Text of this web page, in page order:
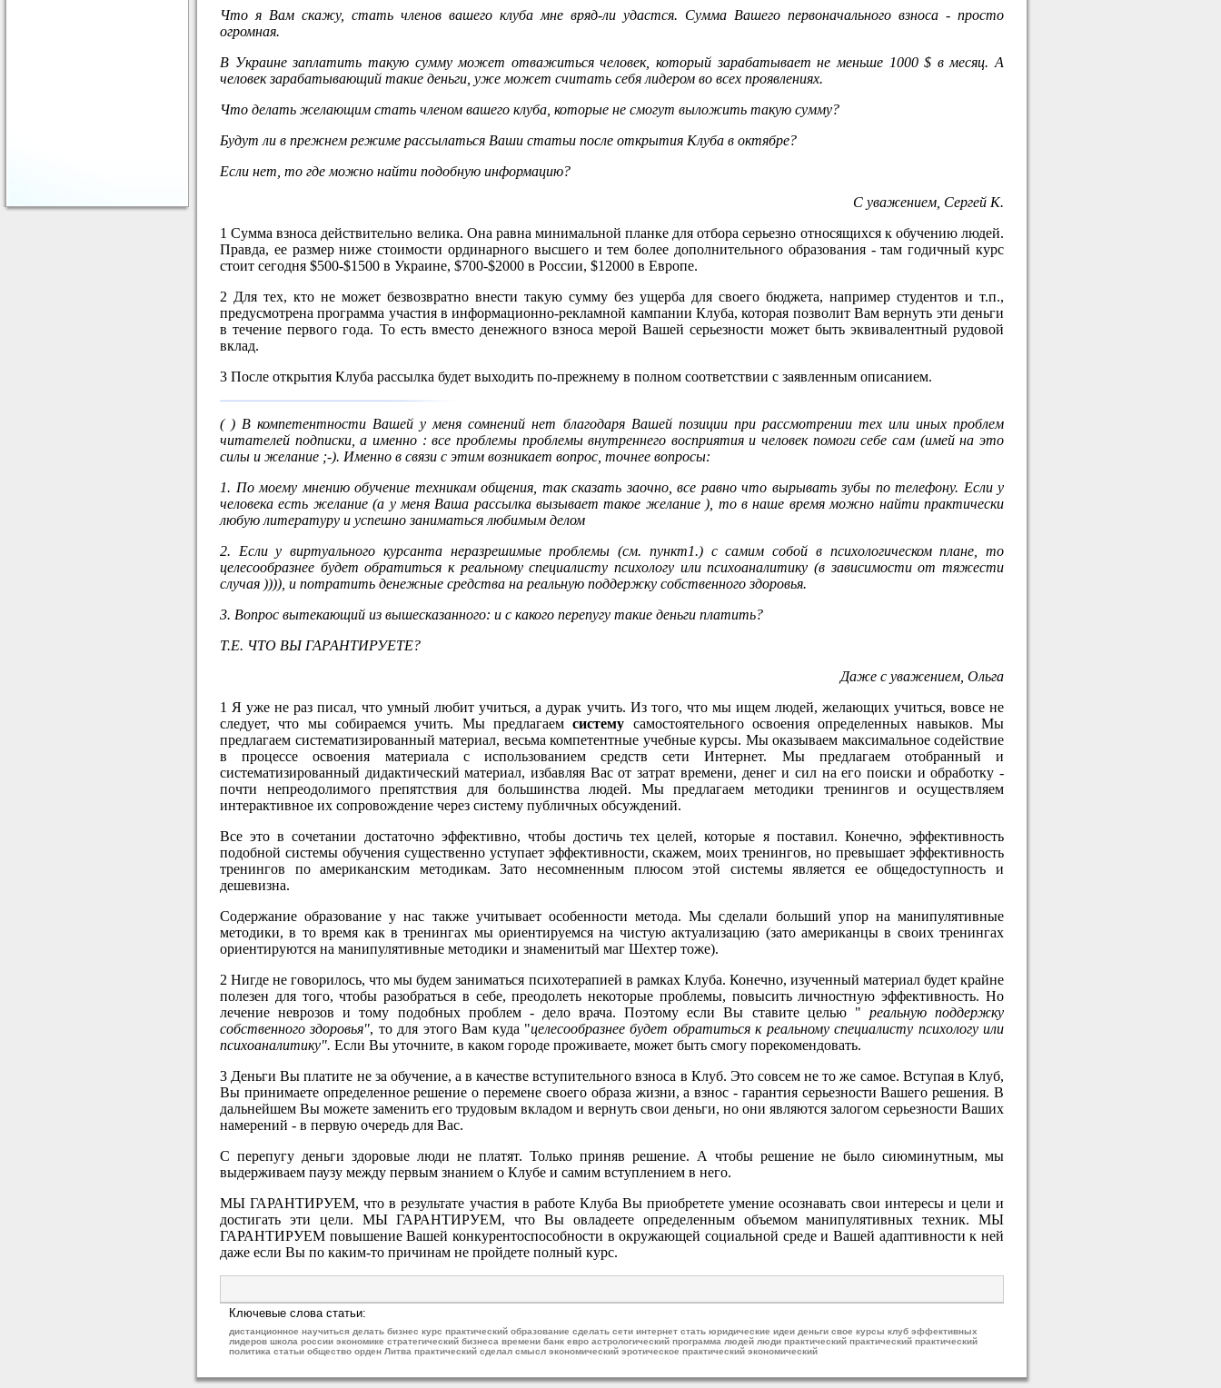
Что я Вам скажу, стать членов вашего клуба мне вряд-ли удастся. Сумма Вашего первоначального взноса - просто
огромная.
В Украине заплатить такую сумму может отважиться человек, который зарабатывает не меньше 1000 $ в месяц. А
человек зарабатывающий такие деньги, уже может считать себя лидером во всех проявлениях.
Что делать желающим стать членом вашего клуба, которые не смогут выложить такую сумму?
Будут ли в прежнем режиме рассылаться Ваши статьи после открытия Клуба в октябре?
Если нет, то где можно найти подобную информацию?
С уважением, Сергей К.
1 Сумма взноса действительно велика. Она равна минимальной планке для отбора серьезно относящихся к обучению людей.
Правда, ее размер ниже стоимости ординарного высшего и тем более дополнительного образования - там годичный курс
стоит сегодня $500-$1500 в Украине, $700-$2000 в России, $12000 в Европе.
2 Для тех, кто не может безвозвратно внести такую сумму без ущерба для своего бюджета, например студентов и т.п.,
предусмотрена программа участия в информационно-рекламной кампании Клуба, которая позволит Вам вернуть эти деньги
в течение первого года. То есть вместо денежного взноса мерой Вашей серьезности может быть эквивалентный рудовой
вклад.
3 После открытия Клуба рассылка будет выходить по-прежнему в полном соответствии с заявленным описанием.
( ) В компетентности Вашей у меня сомнений нет благодаря Вашей позиции при рассмотрении тех или иных проблем
читателей подписки, а именно : все проблемы проблемы внутреннего восприятия и человек помоги себе сам (имей на это
силы и желание ;-). Именно в связи с этим возникает вопрос, точнее вопросы:
1. По моему мнению обучение техникам общения, так сказать заочно, все равно что вырывать зубы по телефону. Если у
человека есть желание (а у меня Ваша рассылка вызывает такое желание ), то в наше время можно найти практически
любую литературу и успешно заниматься любимым делом
2. Если у виртуального курсанта неразрешимые проблемы (см. пункт1.) с самим собой в психологическом плане, то
целесообразнее будет обратиться к реальному специалисту психологу или психоаналитику (в зависимости от тяжести
случая )))), и потратить денежные средства на реальную поддержку собственного здоровья.
3. Вопрос вытекающий из вышесказанного: и с какого перепугу такие деньги платить?
Т.Е. ЧТО ВЫ ГАРАНТИРУЕТЕ?
Даже с уважением, Ольга
1 Я уже не раз писал, что умный любит учиться, а дурак учить. Из того, что мы ищем людей, желающих учиться, вовсе не
следует, что мы собираемся учить. Мы предлагаемсистему самостоятельного освоения определенных навыков. Мы
предлагаем систематизированный материал, весьма компетентные учебные курсы. Мы оказываем максимальное содействие
в процессе освоения материала с использованием средств сети Интернет. Мы предлагаем отобранный и
систематизированный дидактический материал, избавляя Вас от затрат времени, денег и сил на его поиски и обработку -
почти непреодолимого препятствия для большинства людей. Мы предлагаем методики тренингов и осуществляем
интерактивное их сопровождение через систему публичных обсуждений.
Все это в сочетании достаточно эффективно, чтобы достичь тех целей, которые я поставил. Конечно, эффективность
подобной системы обучения существенно уступает эффективности, скажем, моих тренингов, но превышает эффективность
тренингов по американским методикам. Зато несомненным плюсом этой системы является ее общедоступность и
дешевизна.
Содержание образование у нас также учитывает особенности метода. Мы сделали больший упор на манипулятивные
методики, в то время как в тренингах мы ориентируемся на чистую актуализацию (зато американцы в своих тренингах
ориентируются на манипулятивные методики и знаменитый маг Шехтер тоже).
2 Нигде не говорилось, что мы будем заниматься психотерапией в рамках Клуба. Конечно, изученный материал будет крайне
полезен для того, чтобы разобраться в себе, преодолеть некоторые проблемы, повысить личностную эффективность. Но
лечение неврозов и тому подобных проблем - дело врача. Поэтому если Вы ставите целью " реальную поддержку
собственного здоровья", то для этого Вам куда "целесообразнее будет обратиться к реальному специалисту психологу или
психоаналитику". Если Вы уточните, в каком городе проживаете, может быть смогу порекомендовать.
3 Деньги Вы платите не за обучение, а в качестве вступительного взноса в Клуб. Это совсем не то же самое. Вступая в Клуб,
Вы принимаете определенное решение о перемене своего образа жизни, а взнос - гарантия серьезности Вашего решения. В
дальнейшем Вы можете заменить его трудовым вкладом и вернуть свои деньги, но они являются залогом серьезности Ваших
намерений - в первую очередь для Вас.
С перепугу деньги здоровые люди не платят. Только приняв решение. А чтобы решение не было сиюминутным, мы
выдерживаем паузу между первым знанием о Клубе и самим вступлением в него.
МЫ ГАРАНТИРУЕМ, что в результате участия в работе Клуба Вы приобретете умение осознавать свои интересы и цели и
достигать эти цели. МЫ ГАРАНТИРУЕМ, что Вы овладеете определенным объемом манипулятивных техник. МЫ
ГАРАНТИРУЕМ повышение Вашей конкурентоспособности в окружающей социальной среде и Вашей адаптивности к ней
даже если Вы по каким-то причинам не пройдете полный курс.
Ключевые слова статьи:
дистанционное научиться делать бизнес курс практический образование сделать сети интернет стать юридические идеи деньги свое курсы клуб эффективных
лидеров школа россии экономике стратегический бизнеса времени банк евро астрологический программа людей люди практический практический практический
политика статьи общество орден Литва практический сделал смысл экономический эротическое практический экономический